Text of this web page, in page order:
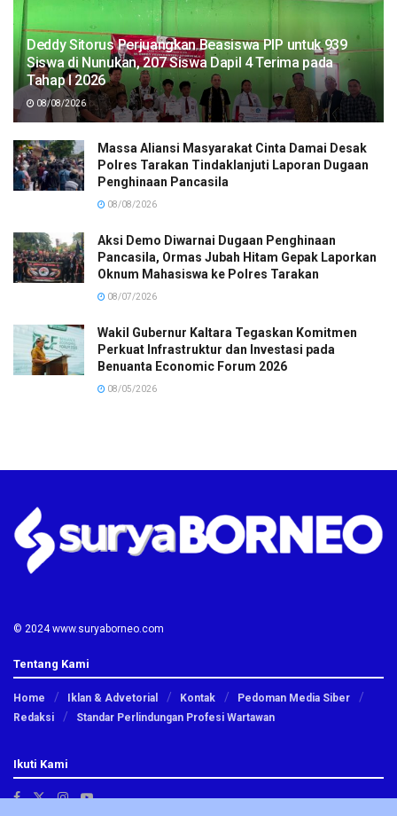
Deddy Sitorus Perjuangkan Beasiswa PIP untuk 939
Siswa di Nunukan, 207 Siswa Dapil 4 Terima pada
Tahap I 2026
08/08/2026
Massa Aliansi Masyarakat Cinta Damai Desak
Polres Tarakan Tindaklanjuti Laporan Dugaan
Penghinaan Pancasila
08/08/2026
Aksi Demo Diwarnai Dugaan Penghinaan
Pancasila, Ormas Jubah Hitam Gepak Laporkan
Oknum Mahasiswa ke Polres Tarakan
08/07/2026
Wakil Gubernur Kaltara Tegaskan Komitmen
Perkuat Infrastruktur dan Investasi pada
Benuanta Economic Forum 2026
08/05/2026
© 2024 www.suryaborneo.com
Tentang Kami
Home Iklan & Advetorial Kontak
Pedoman Media Siber
Redaksi
Standar Perlindungan Profesi Wartawan
Ikuti Kami